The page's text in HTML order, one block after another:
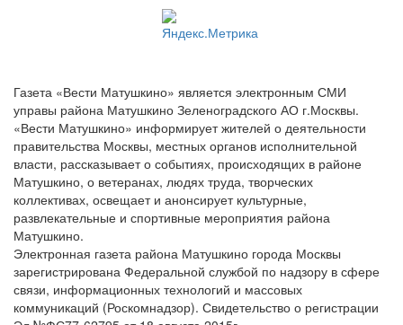
Газета «Вести Матушкино» является электронным СМИ
управы района Матушкино Зеленоградского АО г.Москвы.
«Вести Матушкино» информирует жителей о деятельности
правительства Москвы, местных органов исполнительной
власти, рассказывает о событиях, происходящих в районе
Матушкино, о ветеранах, людях труда, творческих
коллективах, освещает и анонсирует культурные,
развлекательные и спортивные мероприятия района
Матушкино.
Электронная газета района Матушкино города Москвы
зарегистрирована Федеральной службой по надзору в сфере
связи, информационных технологий и массовых
коммуникаций (Роскомнадзор). Свидетельство о регистрации